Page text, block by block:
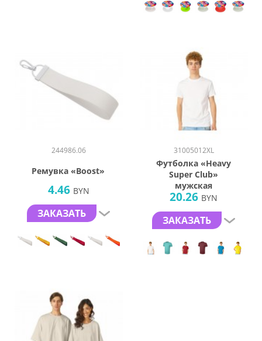
244986.06
Ремувка «Boost»
4.46 BYN
ЗАКАЗАТЬ
31005012XL
Футболка «Heavy
Super Club»
мужская
20.26 BYN
ЗАКАЗАТЬ